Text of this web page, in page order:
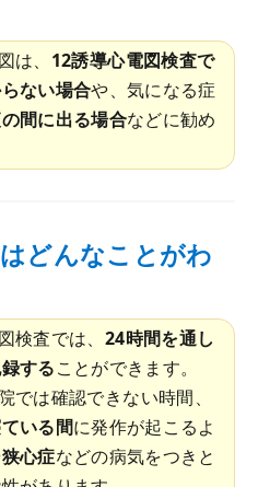
は、 12誘導心電図検査で
ない場合や、気になる症
間に出る場合などに勧め
どんなことがわ
検査では、 24時間を通し
することができます。
では確認できない時間、
いる間に発作が起こるよ
狭心症などの病気をつきと